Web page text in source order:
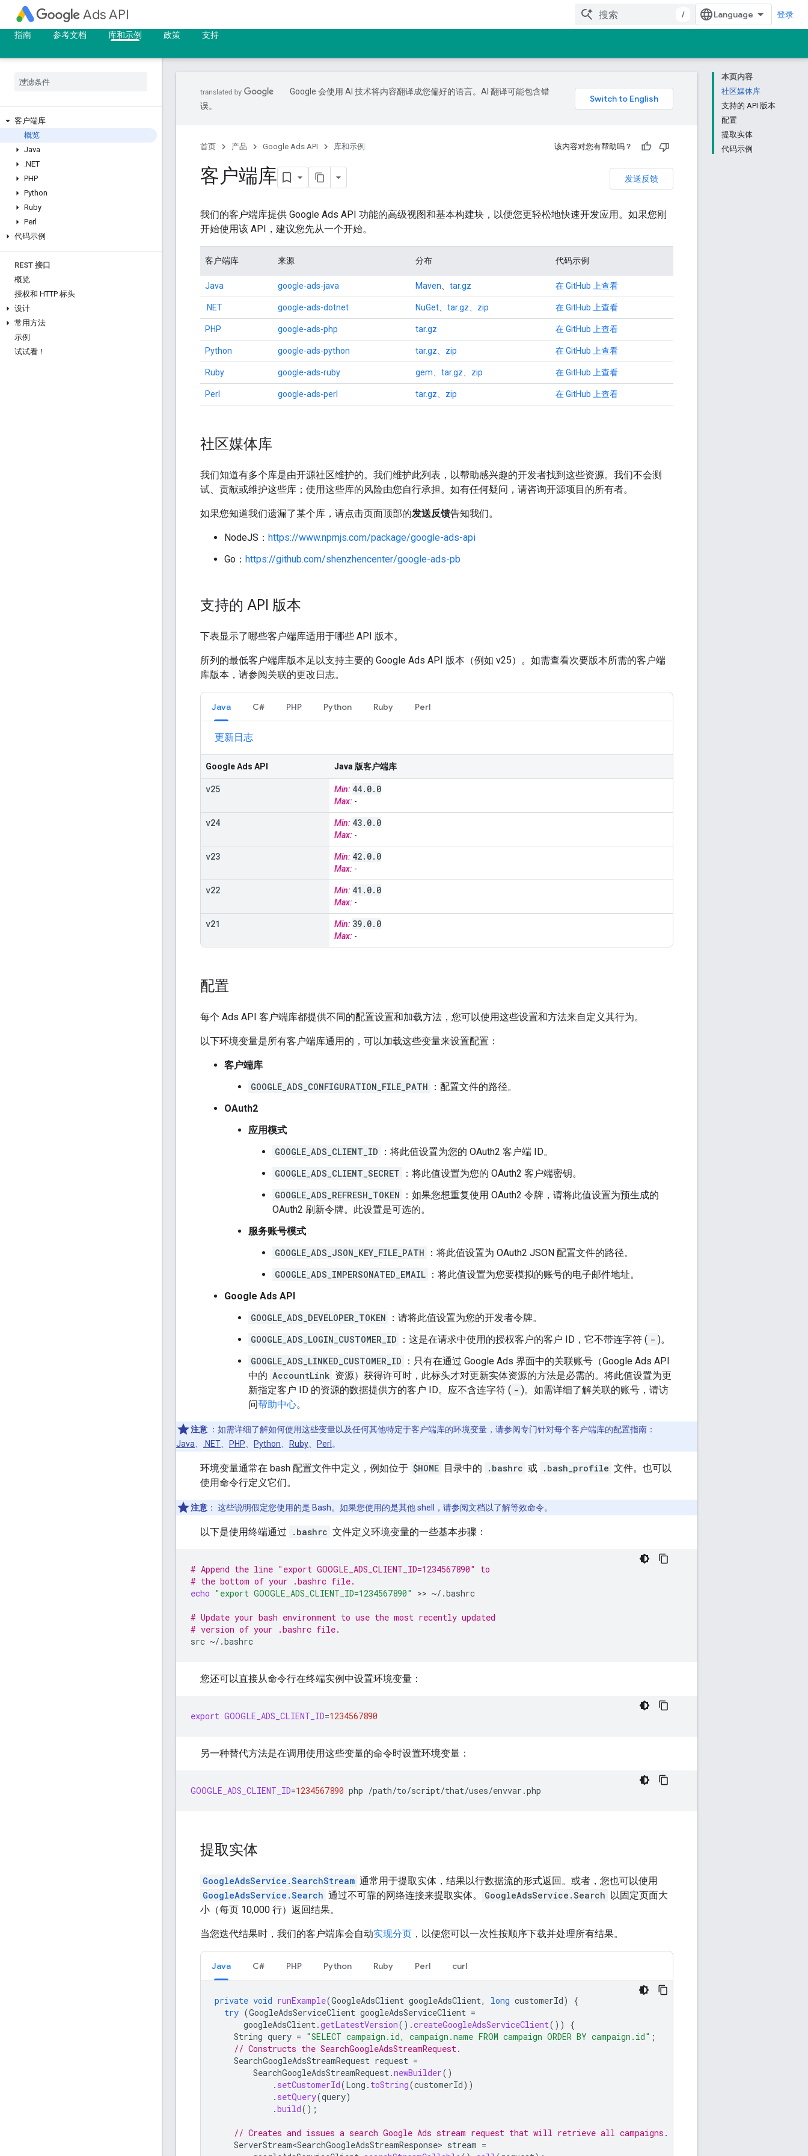
Ads API / 登录
指南 参考文档 库和示例 政策 支持
客户端库
概览
Java
.NET
PHP
Python
Ruby
Perl
代码示例
REST 接口
概览
授权和 HTTP 标头
设计
常用方法
示例
试试看！
本页内容
社区媒体库
支持的 API 版本
配置
提取实体
代码示例
Google 会使用 AI 技术将内容翻译成您偏好的语言。AI 翻译可能包含错
误。
首页 产品 Google Ads API 库和示例 该内容对您有帮助吗？
发送反馈
客户端库
我们的客户端库提供 Google Ads API 功能的高级视图和基本构建块，以便您更轻松地快速开发应用。如果您刚
开始使用该 API，建议您先从一个开始。
客户端库 来源 分布 代码示例
Java google-ads-java Maven tar.gz 在 GitHub 上查看
.NET google-ads-dotnet NuGet tar.gz、zip 在 GitHub 上查看
PHP google-ads-php tar.gz 在 GitHub 上查看
Python google-ads-python tar.gz、zip 在 GitHub 上查看
Ruby google-ads-ruby gem、tar.gz、zip 在 GitHub 上查看
Perl google-ads-perl tar.gz、zip 在 GitHub 上查看
社区媒体库
我们知道有多个库是由开源社区维护的。我们维护此列表，以帮助感兴趣的开发者找到这些资源。我们不会测
试、贡献或维护这些库；使用这些库的风险由您自行承担。如有任何疑问，请咨询开源项目的所有者。
如果您知道我们遗漏了某个库，请点击页面顶部的发送反馈告知我们。
NodeJS： https://www.npmjs.com/package/google-ads-api
Go： https://github.com/shenzhencenter/google-ads-pb
支持的 API 版本
下表显示了哪些客户端库适用于哪些 API 版本。
所列的最低客户端库版本足以支持主要的 Google Ads API 版本（例如 v25）。如需查看次要版本所需的客户端
库版本，请参阅关联的更改日志。
Java C# PHP Python Ruby Perl
更新日志
Google Ads API Java 版客户端库
v25 Min: 44. 0. 0
Max: -
v24 Min: 43. 0. 0
Max: -
v23 Min: 42. 0. 0
Max: -
v22 Min: 41 . 0. 0
Max: -
v21 Min: 39. 0. 0
Max: -
配置
每个 Ads API 客户端库都提供不同的配置设置和加载方法，您可以使用这些设置和方法来自定义其行为。
以下环境变量是所有客户端库通用的，可以加载这些变量来设置配置：
客户端库
GOOGLE_ADS_CONFIGURATION_FILE_PATH
：配置文件的路径。
OAuth2
应用模式
GOOGLE_ADS_CLIENT_ID
：将此值设置为您的 OAuth2 客户端 ID。
GOOGLE_ADS_CLIENT_SECRET
：将此值设置为您的 OAuth2 客户端密钥。
GOOGLE_ADS_REFRESH_TOKEN
：如果您想重复使用 OAuth2 令牌，请将此值设置为预生成的
OAuth2 刷新令牌。此设置是可选的。
服务账号模式
GOOGLE_ADS_JSON_KEY_FILE_PATH
：将此值设置为 OAuth2 JSON 配置文件的路径。
GOOGLE_ADS_IMPERSONATED_EMAIL ：将此值设置为您要模拟的账号的电子邮件地址。
Google Ads API
GOOGLE_ADS_DEVELOPER_TOKEN
：请将此值设置为您的开发者令牌。
GOOGLE_ADS_LOGIN_CUSTOMER_ID
：这是在请求中使用的授权客户的客户 ID，它不带连字符 ( - )。
GOOGLE_ADS_LINKED_CUSTOMER_ID
：只有在通过 Google Ads 界面中的关联账号（Google Ads API
中的 AccountLink 资源）获得许可时，此标头才对更新实体资源的方法是必需的。将此值设置为更
新指定客户 ID 的资源的数据提供方的客户 ID。应不含连字符 ( - )。如需详细了解关联的账号，请访
问帮助中心。
注意 ：如需详细了解如何使用这些变量以及任何其他特定于客户端库的环境变量，请参阅专门针对每个客户端库的配置指南：
Java
.NET PHP Python Ruby Perl 。
环境变量通常在 bash 配置文件中定义，例如位于 $HOME 目录中的 .bashrc 或 .bash_profile 文件。也可以
使用命令行定义它们。
注意 ： 这些说明假定您使用的是 Bash。如果您使用的是其他 shell，请参阅文档以了解等效命令。
以下是使用终端通过 .bashrc 文件定义环境变量的一些基本步骤：
# Append the line "export GOOGLE_ADS_CLIENT_ID=1234567890" to
# the bottom of your .bashrc file.
echo "export GOOGLE_ADS_CLIENT_ID=1234567890" >> ~/.bashrc
# Update your bash environment to use the most recently updated
# version of your .bashrc file.
src
您还可以直接从命令行在终端实例中设置环境变量：
export GOOGLE_ADS_CLIENT_ID=1234567890
另一种替代方法是在调用使用这些变量的命令时设置环境变量：
GOOGLE_ADS_CLIENT_ID=1234567890 php
提取实体
GoogleAdsService.SearchStream 通常用于提取实体，结果以行数据流的形式返回。或者，您也可以使用
GoogleAdsService.Search 通过不可靠的网络连接来提取实体。 GoogleAdsService.Search 以固定页面大
小（每页 10,000 行）返回结果。
当您迭代结果时，我们的客户端库会自动实现分页 ，以便您可以一次性按顺序下载并处理所有结果。
Java C# PHP Python Ruby Perl curl
private void runExample(GoogleAdsClient googleAdsClient, long customerId)
{
try (GoogleAdsServiceClient googleAdsServiceClient =
googleAdsClient.getLatestVersion().createGoogleAdsServiceClient())
{
String query = "SELECT campaign.id, campaign.name FROM campaign ORDER BY campaign.id" ;
// Constructs the SearchGoogleAdsStreamRequest.
SearchGoogleAdsStreamRequest request =
SearchGoogleAdsStreamRequest.newBuilder()
. setCustomerId(Long . toString(customerId))
. setQuery(query)
.build();
// Creates and issues a search Google Ads stream request that will retrieve all campaigns.
ServerStream<SearchGoogleAdsStreamResponse> stream =